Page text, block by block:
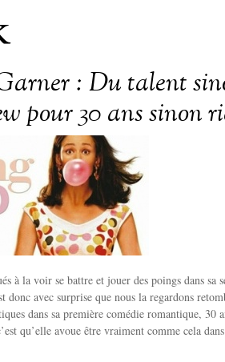
: Du talent
pour 30 ans sinon
à la voir se battre et jouer des poings dans sa
donc avec surprise que nous la regardons
dans sa première comédie romantique, 30
qu’elle avoue être vraiment comme cela